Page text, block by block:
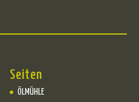
Seiten
ÖLMÜHLE